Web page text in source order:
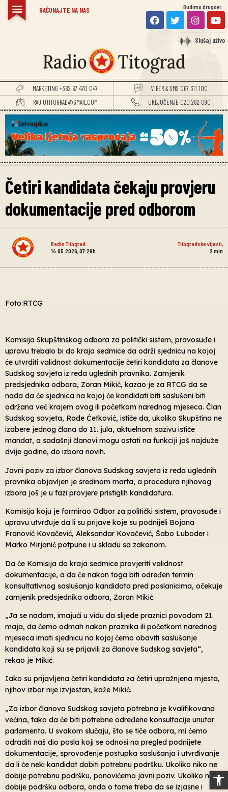
RAČUNAJTE NA NAS Budimo drugovi:
Slušaj uživo
MARKETING +382 67 470 047
VIBER & SMS 067 311 100
RADIOTITOGRAD@GMAIL.COM
UKLJUČENJE 020 282 090
Četiri kandidata čekaju provjeru
dokumentacije pred odborom
Radio Titograd Titogradske vijesti
14.05.2026, 07:29h
2 min
Foto:RTCG
Komisija Skupštinskog odbora za politički sistem, pravosuđe i
upravu trebalo bi do kraja sedmice da održi sjednicu na kojoj
će utvrditi validnost dokumentacije četiri kandidata za članove
Sudskog savjeta iz reda uglednih pravnika. Zamjenik
predsjednika odbora, Zoran Mikić, kazao je za RTCG da se
nada da će sjednica na kojoj će kandidati biti saslušani biti
održana već krajem ovog ili početkom narednog mjeseca. Član
Sudskog savjeta, Rade Ćetković, ističe da, ukoliko Skupština ne
izabere jednog člana do 11. jula, aktuelnom sazivu ističe
mandat, a sadašnji članovi mogu ostati na funkciji još najduže
dvije godine, do izbora novih.
Javni poziv za izbor članova Sudskog savjeta iz reda uglednih
pravnika objavljen je sredinom marta, a procedura njihovog
izbora još je u fazi provjere pristiglih kandidatura.
Komisija koju je formirao Odbor za politički sistem, pravosuđe i
upravu utvrđuje da li su prijave koje su podnijeli Bojana
Franović Kovačević, Aleksandar Kovačević, Šabo Luboder i
Marko Mirjanić potpune i u skladu sa zakonom.
Da će Komisija do kraja sedmice provjeriti validnost
dokumentacije, a da će nakon toga biti određen termin
konsultativnog saslušanja kandidata pred poslanicima, očekuje
zamjenik predsjednika odbora, Zoran Mikić.
„Ja se nadam, imajući u vidu da slijede praznici povodom 21.
maja, da ćemo odmah nakon praznika ili početkom narednog
mjeseca imati sjednicu na kojoj ćemo obaviti saslušanje
kandidata koji su se prijavili za članove Sudskog savjeta“,
rekao je Mikić.
Iako su prijavljena četiri kandidata za četiri upražnjena mjesta,
njihov izbor nije izvjestan, kaže Mikić.
„Za izbor članova Sudskog savjeta potrebna je kvalifikovana
većina, tako da će biti potrebne određene konsultacije unutar
parlamenta. U svakom slučaju, što se tiče odbora, mi ćemo
odraditi naš dio posla koji se odnosi na pregled podnijete
dokumentacije, sprovođenje postupka saslušanja i utvrđivanje
da li će neki kandidat dobiti potrebnu podršku. Ukoliko niko ne
dobije potrebnu podršku, ponovićemo javni poziv. Ukoliko neko
dobije podršku odbora, onda o tome treba da se izjasne i